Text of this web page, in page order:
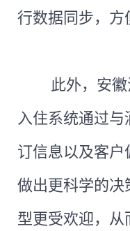
行数据同步，方
此外，安
入住系统通过
订信息以及客
做出更科学的决
型更受欢迎，